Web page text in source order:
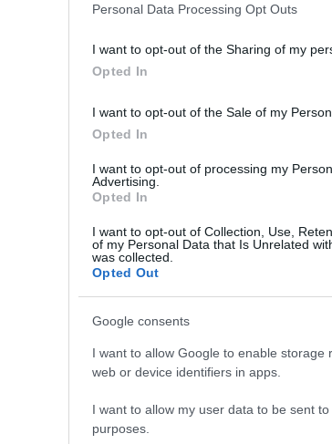
Personal Data Processing Opt Outs
I want to opt-out of the Sharing of my
Opted In
I want to opt-out of the Sale of my
Opted In
I want to opt-out of processing my
Advertising.
Opted In
I want to opt-out of Collection, Use,
of my Personal Data that Is Unrelated
was collected.
Opted Out
Google consents
I want to allow Google to enable storage
web or device identifiers in apps.
I want to allow my user data to be sent
purposes.